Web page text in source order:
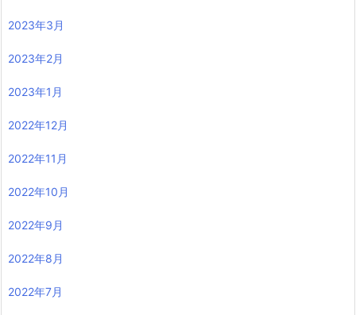
2023年3月
2023年2月
2023年1月
2022年12月
2022年11月
2022年10月
2022年9月
2022年8月
2022年7月